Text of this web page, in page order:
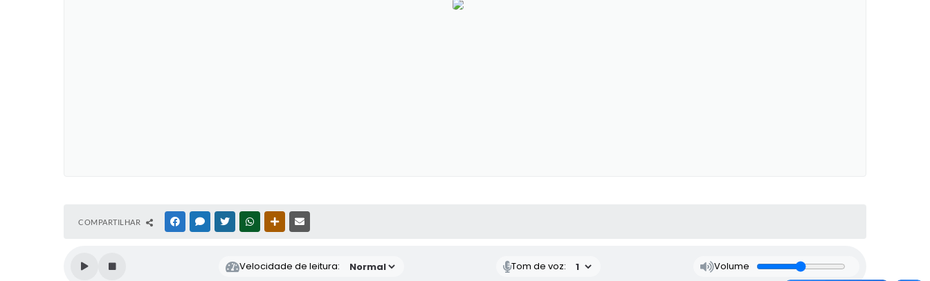
COMPARTILHAR FACEBOOKMESSENGER
TWITTERWHATSAPPOUTRAS MÍDIAS
Velocidade de leitura: Tom de voz: Volume